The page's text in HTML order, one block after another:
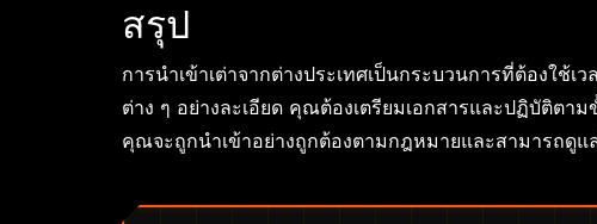
สรุป
การนำเข้าเต่าจากต่างประเทศเป็นกระบวนการที่ต้องใช้
ต่าง ๆ อย่างละเอียด คุณต้องเตรียมเอกสารและปฏิบัติตา
คุณจะถูกนำเข้าอย่างถูกต้องตามกฎหมายและสามารถดูแ